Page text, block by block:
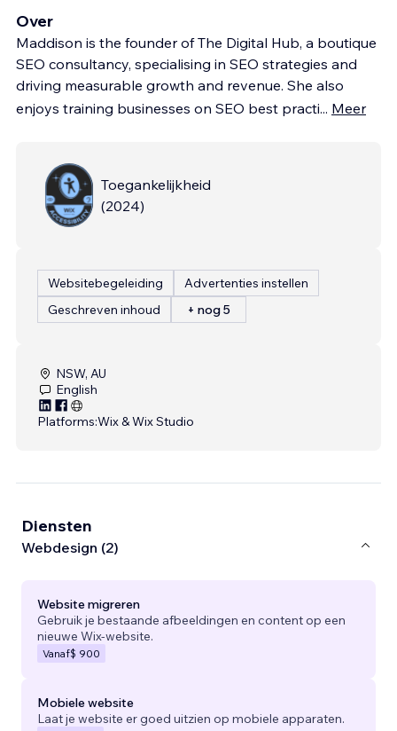
Over
Maddison is the founder of The Digital Hub, a boutique
SEO consultancy, specialising in SEO strategies and
driving measurable growth and revenue. She also
enjoys training businesses on SEO best practi... Meer
Toegankelijkheid
(2024)
Websitebegeleiding
Advertenties instellen
Geschreven inhoud
+ nog 5
NSW, AU
English
Platforms:Wix & Wix Studio
Diensten
Webdesign (2)
Website migreren
Gebruik je bestaande afbeeldingen en content op een
nieuwe Wix-website.
Vanaf$ 900
Mobiele website
Laat je website er goed uitzien op mobiele apparaten.